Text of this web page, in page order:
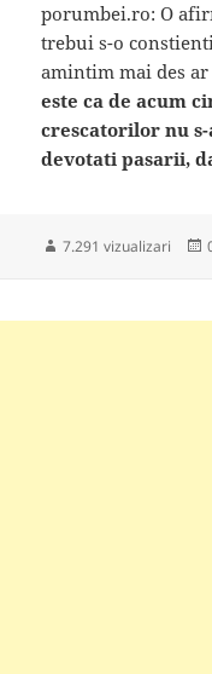
porumbei.ro: O
trebui s-o
amintim mai des
este ca de acum
crescatorilor nu
devotati pasarii,
7.291 vizualizari